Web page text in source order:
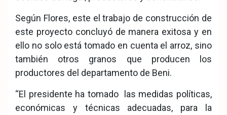
Según Flores, este el trabajo de construcción de
este proyecto concluyó de manera exitosa y en
ello no solo está tomado en cuenta el arroz, sino
también otros granos que producen los
productores del departamento de Beni.
“El presidente ha tomado las medidas políticas,
económicas y técnicas adecuadas, para la